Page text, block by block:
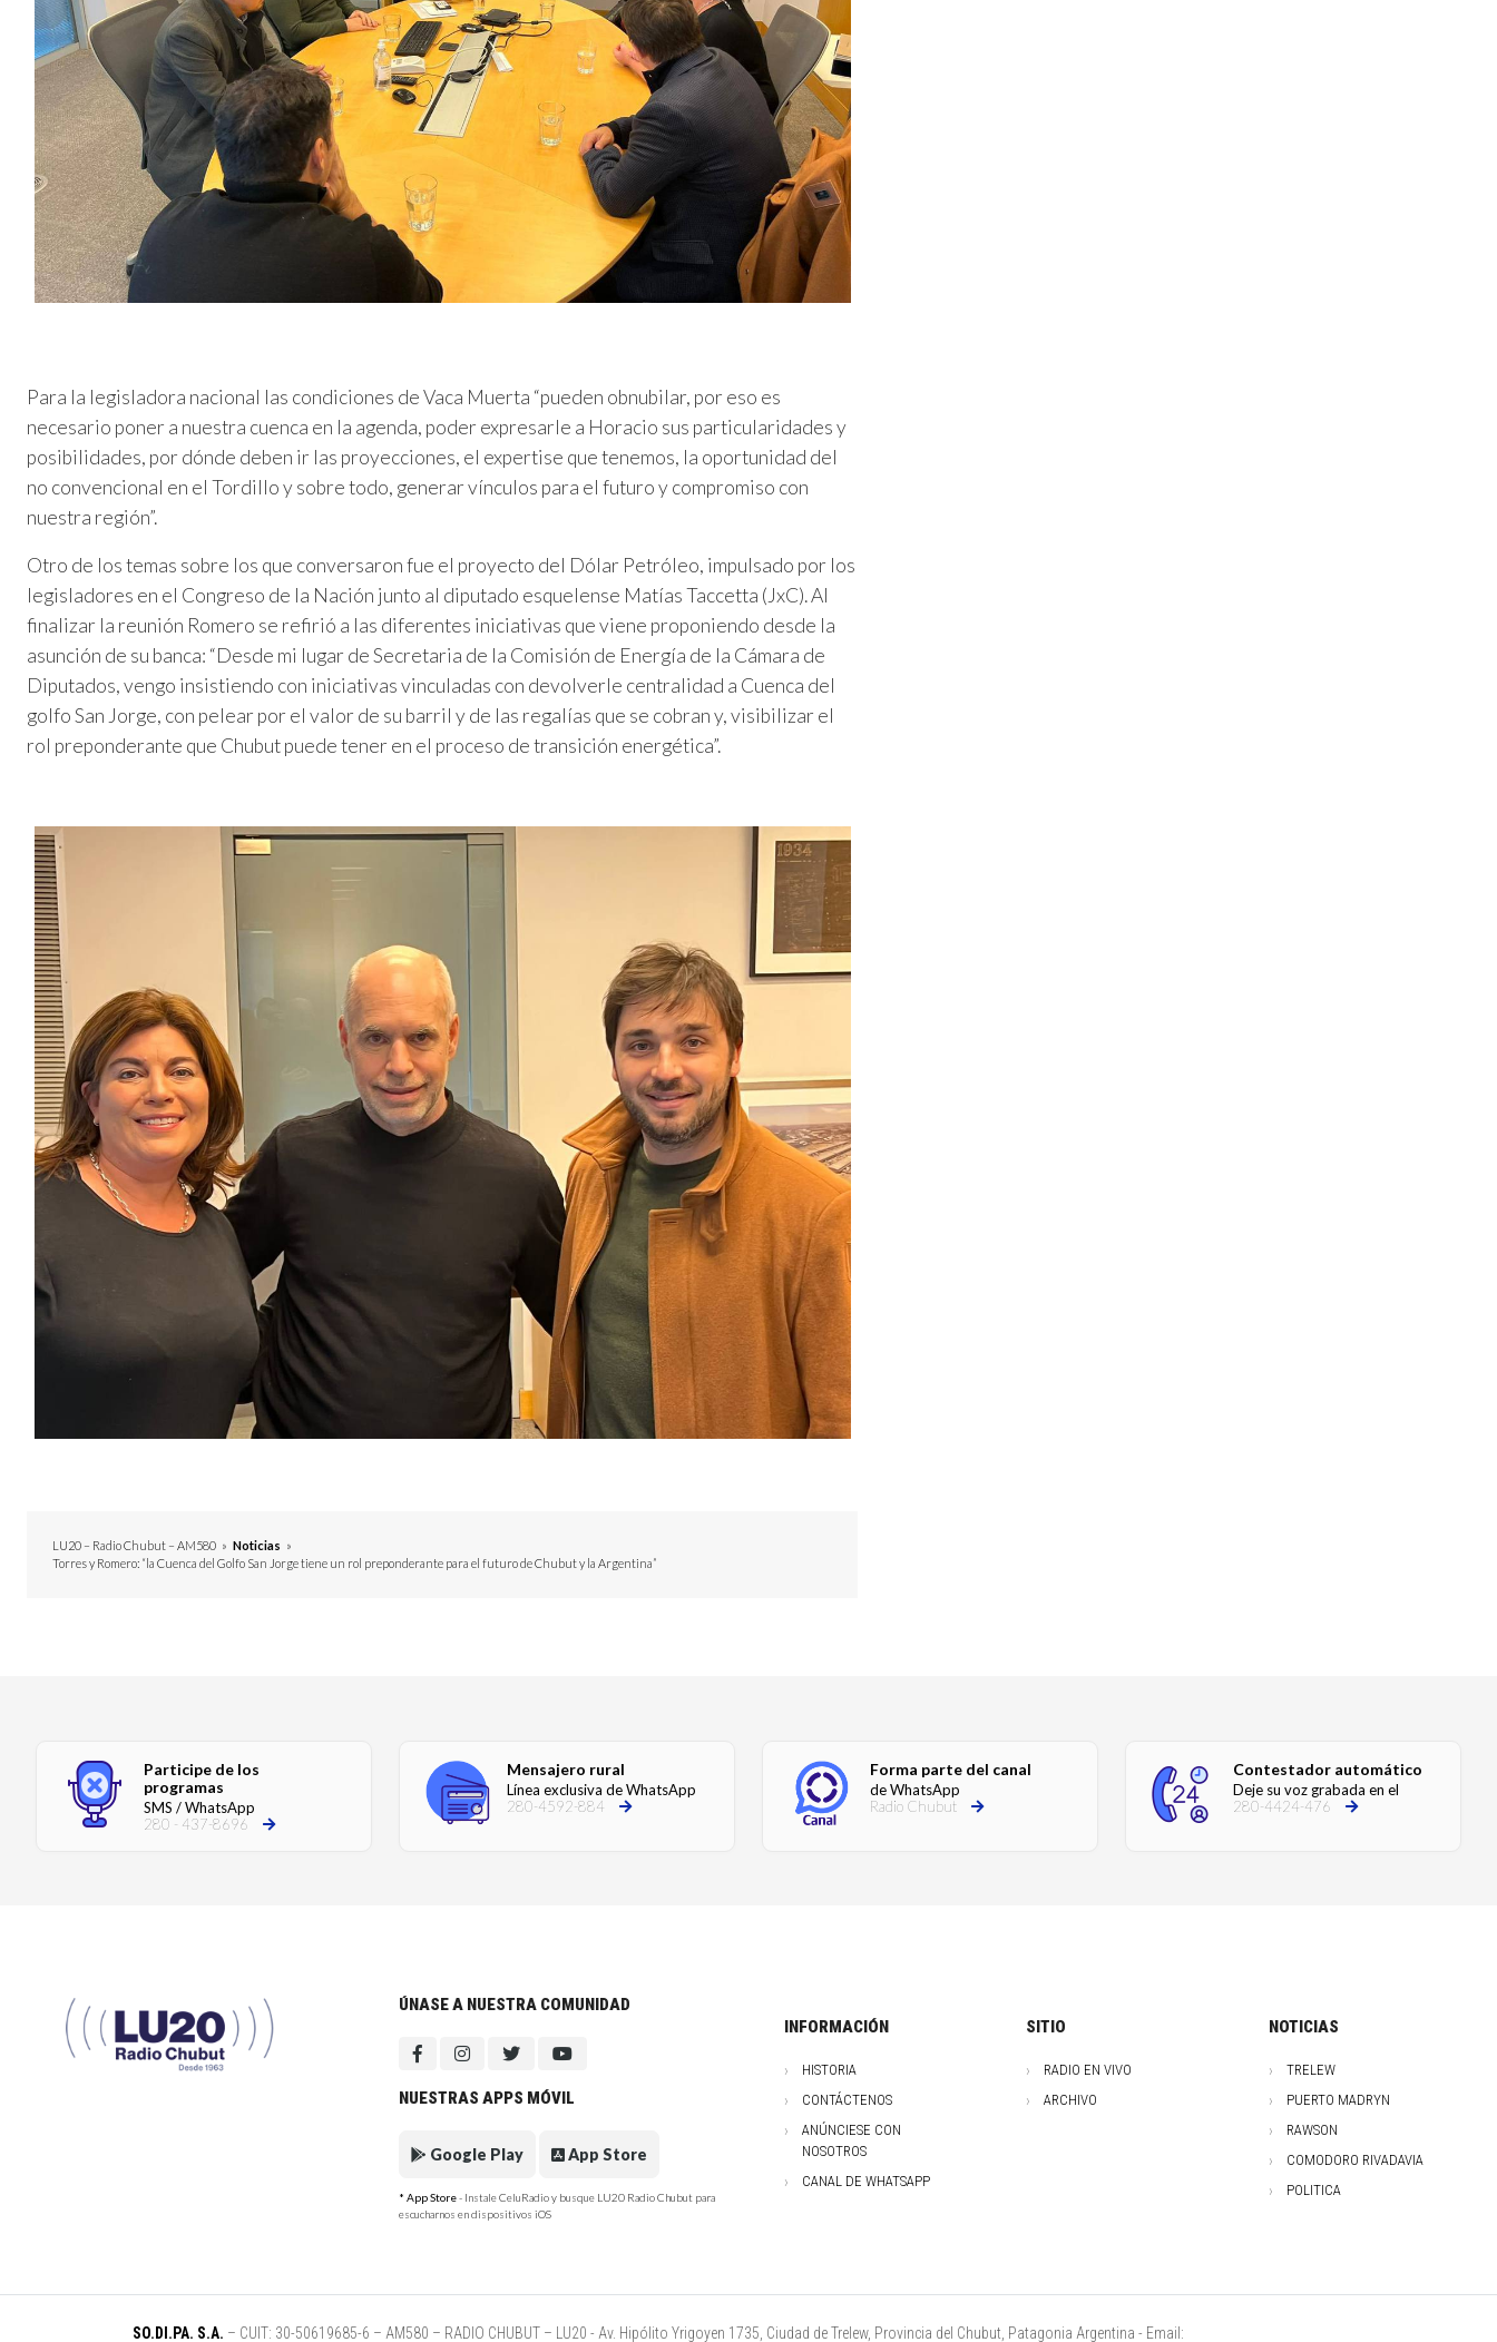
Para la legisladora nacional las condiciones de Vaca Muerta “pueden obnubilar, por eso es
necesario poner a nuestra cuenca en la agenda, poder expresarle a Horacio sus particularidades y
posibilidades, por dónde deben ir las proyecciones, el expertise que tenemos, la oportunidad del
no convencional en el Tordillo y sobre todo, generar vínculos para el futuro y compromiso con
nuestra región”.
Otro de los temas sobre los que conversaron fue el proyecto del Dólar Petróleo, impulsado por los
legisladores en el Congreso de la Nación junto al diputado esquelense Matías Taccetta (JxC). Al
finalizar la reunión Romero se refirió a las diferentes iniciativas que viene proponiendo desde la
asunción de su banca: “Desde mi lugar de Secretaria de la Comisión de Energía de la Cámara de
Diputados, vengo insistiendo con iniciativas vinculadas con devolverle centralidad a Cuenca del
golfo San Jorge, con pelear por el valor de su barril y de las regalías que se cobran y, visibilizar el
rol preponderante que Chubut puede tener en el proceso de transición energética”.
LU20 – Radio Chubut – AM580 » Noticias »
Torres y Romero: “la Cuenca del Golfo San Jorge tiene un rol preponderante para el futuro de Chubut y la Argentina”
Participe de los
programas
SMS / WhatsApp
280 - 437-8696
Mensajero rural
Línea exclusiva de WhatsApp
280-4592-884
Forma parte del canal
de WhatsApp
Radio Chubut
Contestador automático
Deje su voz grabada en el
280-4424-476
ÚNASE A NUESTRA COMUNIDAD
NUESTRAS APPS MÓVIL
Google Play App Store
* App Store- Instale CeluRadio y busque LU20 Radio Chubut para
escucharnos en dispositivos iOS
INFORMACIÓN
HISTORIA
CONTÁCTENOS
ANÚNCIESE CON
NOSOTROS
CANAL DE WHATSAPP
SITIO
RADIO EN VIVO
ARCHIVO
NOTICIAS
TRELEW
PUERTO MADRYN
RAWSON
COMODORO RIVADAVIA
POLITICA
SO.DI.PA. S.A. – CUIT: 30-50619685-6 – AM580 – RADIO CHUBUT – LU20 - Av. Hipólito Yrigoyen 1735, Ciudad de Trelew, Provincia del Chubut, Patagonia Argentina - Email: